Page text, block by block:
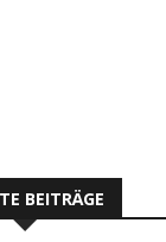
BEITRÄGE